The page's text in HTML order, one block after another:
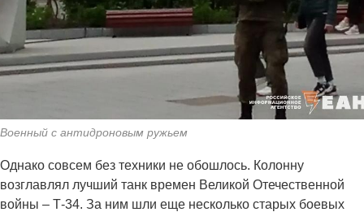
Военный с антидроновым ружьем
Однако совсем без техники не обошлось. Колонну
возглавлял лучший танк времен Великой Отечественной
войны – Т-34. За ним шли еще несколько старых боевых